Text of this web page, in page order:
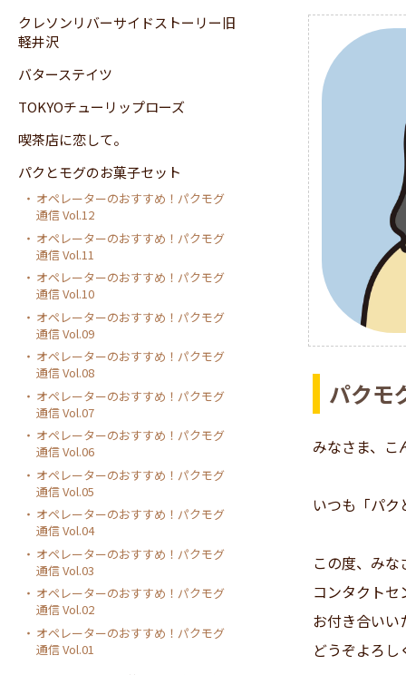
クレソンリバーサイドストーリー旧
軽井沢
バターステイツ
TOKYOチューリップローズ
喫茶店に恋して。
パクとモグのお菓子セット
オペレーターのおすすめ！パクモグ
通信 Vol.12
オペレーターのおすすめ！パクモグ
通信 Vol.11
オペレーターのおすすめ！パクモグ
通信 Vol.10
オペレーターのおすすめ！パクモグ
通信 Vol.09
オペレーターのおすすめ！パクモグ
通信 Vol.08
オペレーターのおすすめ！パクモグ
通信 Vol.07
オペレーターのおすすめ！パクモグ
通信 Vol.06
オペレーターのおすすめ！パクモグ
通信 Vol.05
オペレーターのおすすめ！パクモグ
通信 Vol.04
オペレーターのおすすめ！パクモグ
通信 Vol.03
オペレーターのおすすめ！パクモグ
通信 Vol.02
オペレーターのおすすめ！パクモグ
通信 Vol.01
パクモ
みなさま、こ
いつも「パ
この度、み
コンタクト
お付き合いい
どうぞよろ